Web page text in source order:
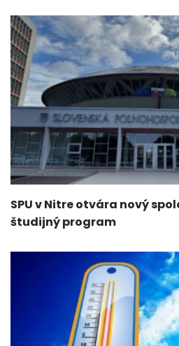
SPU v Nitre otvára nový
študijný program